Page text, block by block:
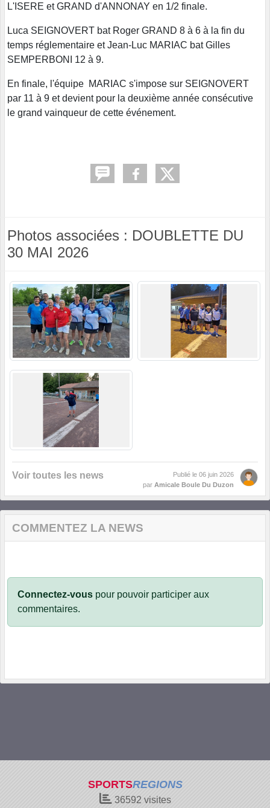
L'ISERE et GRAND d'ANNONAY en 1/2 finale.
Luca SEIGNOVERT bat Roger GRAND 8 à 6 à la fin du
temps réglementaire et Jean-Luc MARIAC bat Gilles
SEMPERBONI 12 à 9.
En finale, l'équipe MARIAC s'impose sur SEIGNOVERT
par 11 à 9 et devient pour la deuxième année consécutive
le grand vainqueur de cette événement.
Photos associées : DOUBLETTE DU
30 MAI 2026
Voir toutes les news Publié le 06 juin 2026
par Amicale Boule Du Duzon
COMMENTEZ LA NEWS
Connectez-vous pour pouvoir participer aux
commentaires.
SPORTSREGIONS
36592 visites